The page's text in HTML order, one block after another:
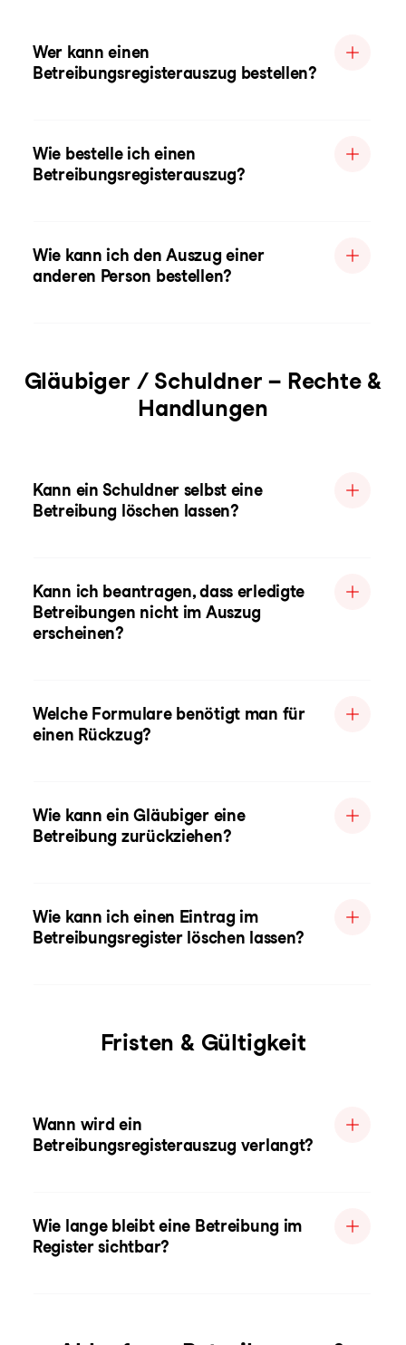
Wer kann einen
Betreibungsregisterauszug bestellen?
Wie bestelle ich einen
Betreibungsregisterauszug?
Wie kann ich den Auszug einer
anderen Person bestellen?
Gläubiger / Schuldner – Rechte &
Handlungen
Kann ein Schuldner selbst eine
Betreibung löschen lassen?
Kann ich beantragen, dass erledigte
Betreibungen nicht im Auszug
erscheinen?
Welche Formulare benötigt man für
einen Rückzug?
Wie kann ein Gläubiger eine
Betreibung zurückziehen?
Wie kann ich einen Eintrag im
Betreibungsregister löschen lassen?
Fristen & Gültigkeit
Wann wird ein
Betreibungsregisterauszug verlangt?
Wie lange bleibt eine Betreibung im
Register sichtbar?